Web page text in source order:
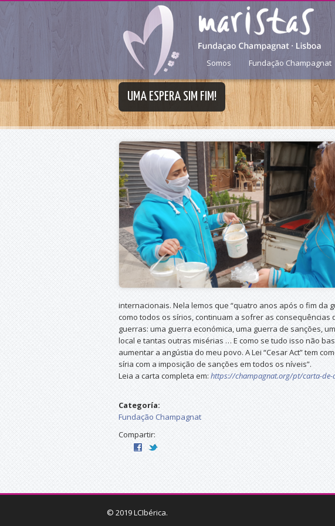
Passar para o conteúdo principal
Menu principal
Menu principal
Somos Fundação Champagnat
UMA ESPERA SIM FIM!
internacionais. Nela lemos que “quatro anos após o fim da
como todos os sírios, continuam a sofrer as
guerras: uma guerra económica, uma guerra de sanções,
local e tantas outras misérias … E como se tudo isso não
aumentar a angústia do meu povo. A Lei “Cesar Act” tem
síria com a imposição de sanções em todos os níveis”.
Leia a carta completa em: https://champagnat.org/pt/carta-de-
Categoría:
Fundação Champagnat
Compartir:
© 2019 LCIbérica.